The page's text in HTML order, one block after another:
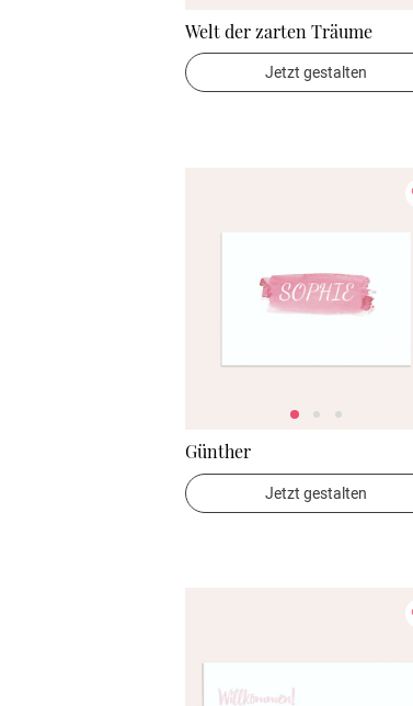
Welt der zarten Träume
Jetzt gestalten
Günther
Jetzt gestalten